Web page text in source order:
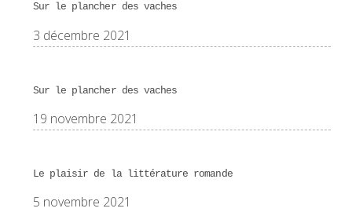
Sur le plancher des vaches
3 décembre 2021
Sur le plancher des vaches
19 novembre 2021
Le plaisir de la littérature romande
5 novembre 2021